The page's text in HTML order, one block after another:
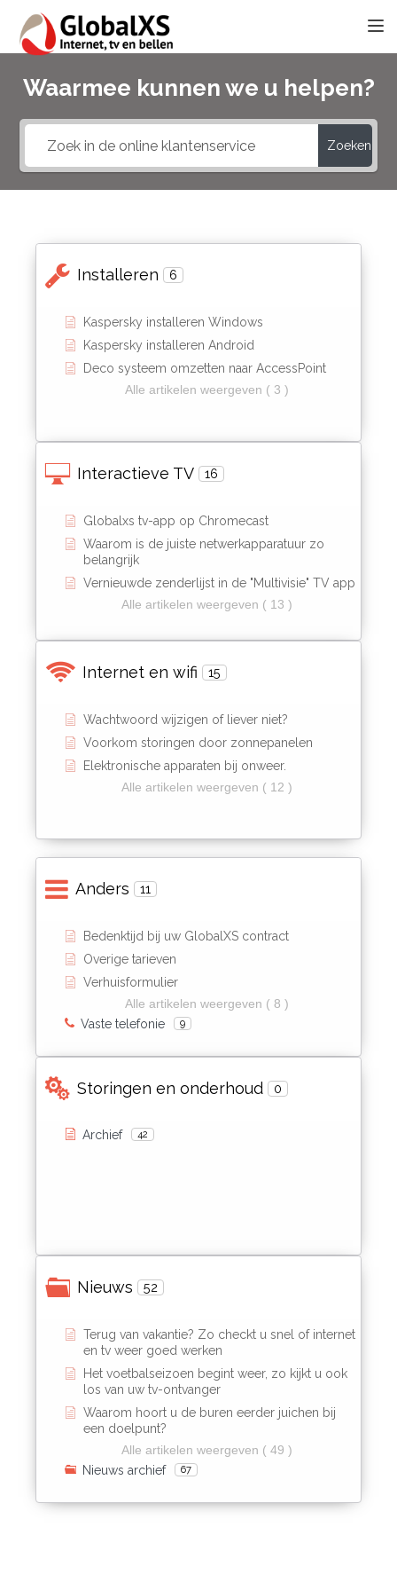
Waarmee kunnen we u helpen?
Zoeken
Installeren 6
Kaspersky installeren Windows
Kaspersky installeren Android
Deco systeem omzetten naar AccessPoint
Alle artikelen weergeven ( 3 )
Interactieve TV 16
Globalxs tv-app op Chromecast
Waarom is de juiste netwerkapparatuur zo
belangrijk
Vernieuwde zenderlijst in de "Multivisie" TV app
Alle artikelen weergeven ( 13 )
Internet en wifi 15
Wachtwoord wijzigen of liever niet?
Voorkom storingen door zonnepanelen
Elektronische apparaten bij onweer.
Alle artikelen weergeven ( 12 )
Anders 11
Bedenktijd bij uw GlobalXS contract
Overige tarieven
Verhuisformulier
Alle artikelen weergeven ( 8 )
Vaste telefonie
9
Storingen en onderhoud 0
Archief 42
Nieuws 52
Terug van vakantie? Zo checkt u snel of internet
en tv weer goed werken
Het voetbalseizoen begint weer, zo kijkt u ook
los van uw tv-ontvanger
Waarom hoort u de buren eerder juichen bij
een doelpunt?
Alle artikelen weergeven ( 49 )
Nieuws archief
67